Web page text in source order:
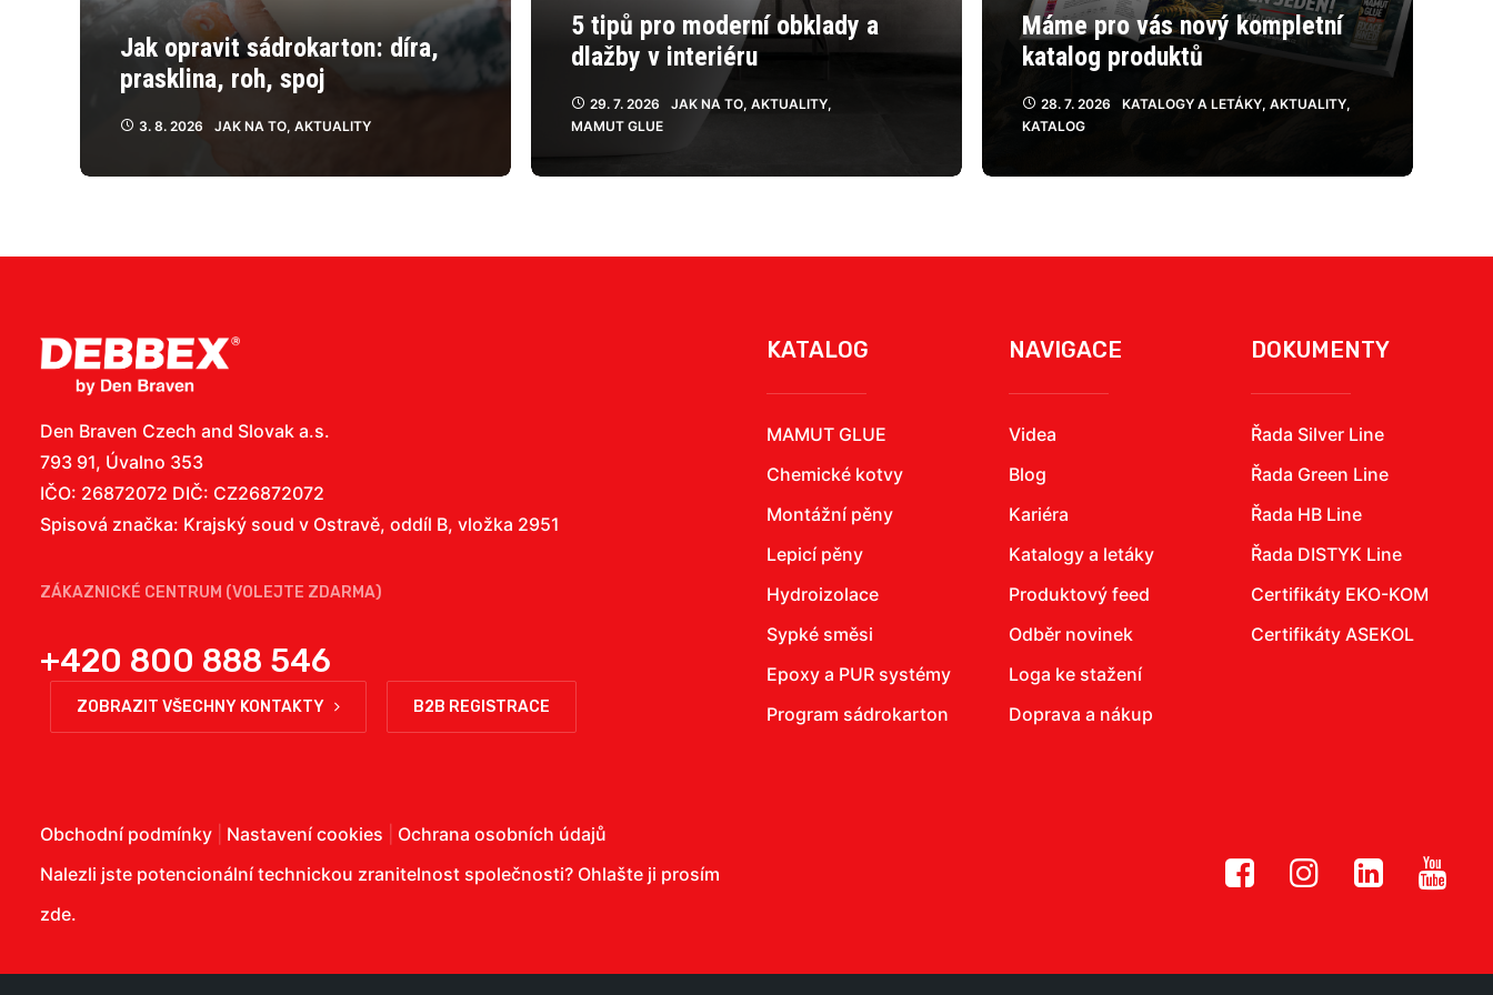
Jak opravit sádrokarton: díra,
prasklina, roh, spoj
3. 8. 2026 JAK NA TO, AKTUALITY
5 tipů pro moderní obklady a
dlažby v interiéru
29. 7. 2026 JAK NA TO, AKTUALITY,
MAMUT GLUE
Máme pro vás nový kompletní
katalog produktů
28. 7. 2026 KATALOGY A LETÁKY, AKTUALITY,
KATALOG
Den Braven Czech and Slovak a.s.
793 91, Úvalno 353
IČO: 26872072 DIČ: CZ26872072
Spisová značka: Krajský soud v Ostravě, oddíl B, vložka 2951
ZÁKAZNICKÉ CENTRUM (VOLEJTE ZDARMA)
+420 800 888 546
ZOBRAZIT VŠECHNY KONTAKTY B2B REGISTRACE
KATALOG
MAMUT GLUE
Chemické kotvy
Montážní pěny
Lepicí pěny
Hydroizolace
Sypké směsi
Epoxy a PUR systémy
Program sádrokarton
NAVIGACE
Videa
Blog
Kariéra
Katalogy a letáky
Produktový feed
Odběr novinek
Loga ke stažení
Doprava a nákup
DOKUMENTY
Řada Silver Line
Řada Green Line
Řada HB Line
Řada DISTYK Line
Certifikáty EKO-KOM
Certifikáty ASEKOL
Obchodní podmínky Nastavení cookies
Ochrana osobních údajů
Nalezli jste potencionální technickou zranitelnost společnosti? Ohlašte ji prosím
zde.